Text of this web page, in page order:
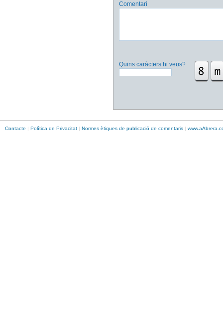
Comentari
Quins caràcters hi veus?
Contacte | Política de Privacitat | Normes ètiques de publicació de comentaris | www.aAbrera